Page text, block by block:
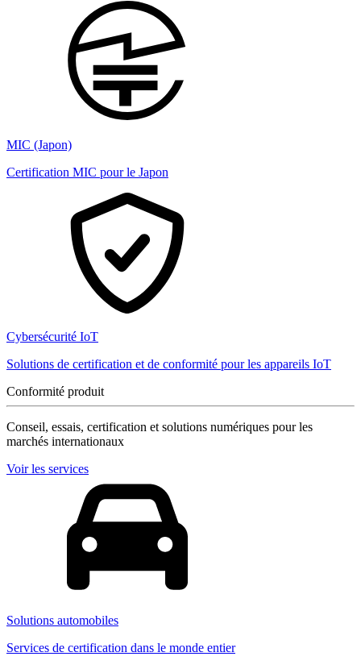
MIC (Japon)
Certification MIC pour le Japon
Cybersécurité IoT
Solutions de certification et de conformité pour les appareils IoT
Conformité produit
Conseil, essais, certification et solutions numériques pour les
marchés internationaux
Voir les services
Solutions automobiles
Services de certification dans le monde entier